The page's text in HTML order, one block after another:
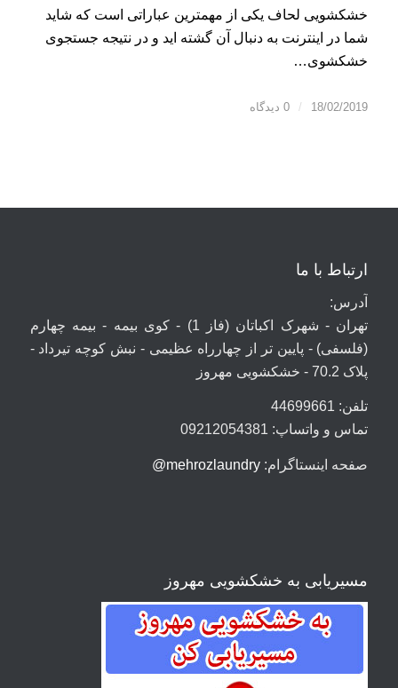
خشکشویی لحاف یکی از مهمترین عباراتی است که شاید
شما در اینترنت به دنبال آن گشته اید و در نتیجه جستجوی
خشکشوی…
18/02/2019
/ 0 دیدگاه
ارتباط با ما
آدرس:
تهران - شهرک اکباتان (فاز 1) - کوی بیمه - بیمه چهارم
(فلسفی) - پایین تر از چهارراه عظیمی - نبش کوچه تیرداد -
پلاک 70.2 - خشکشویی مهروز
تلفن: 44699661
تماس و واتساپ: 09212054381
صفحه اینستاگرام: mehrozlaundry@
مسیریابی به خشکشویی مهروز